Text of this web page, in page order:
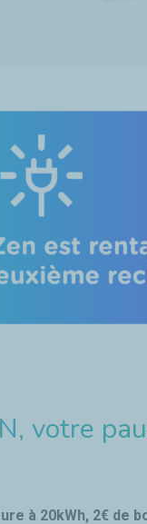
votre
à 20kWh, 2€ de